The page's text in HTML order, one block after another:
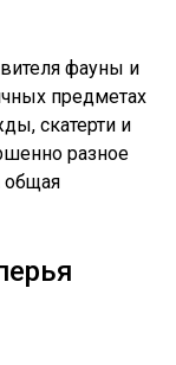
фауны и
предметах
скатерти и
разное
общая